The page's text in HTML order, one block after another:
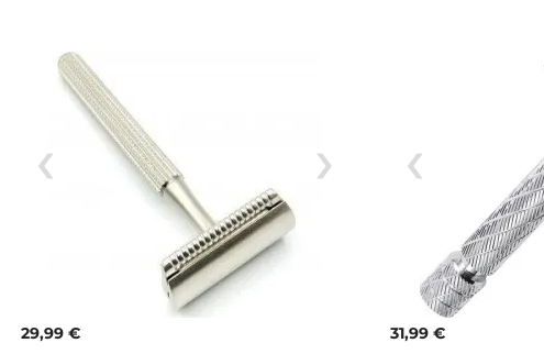
29,99 € 31,99 €